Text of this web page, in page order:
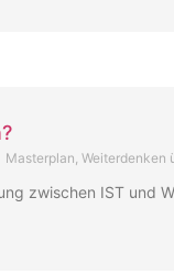
Masterplan, Weiterdenken
zwischen IST und